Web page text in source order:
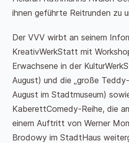
ihnen geführte Reitrunden zu
Der VVV wirbt an seinem
KreativWerkStatt mit
Erwachsene in der
August) und die „große
August im Stadtmuseum)
KaberettComedy-Reihe, die
einem Auftritt von Werner
Brodowy im StadtHaus